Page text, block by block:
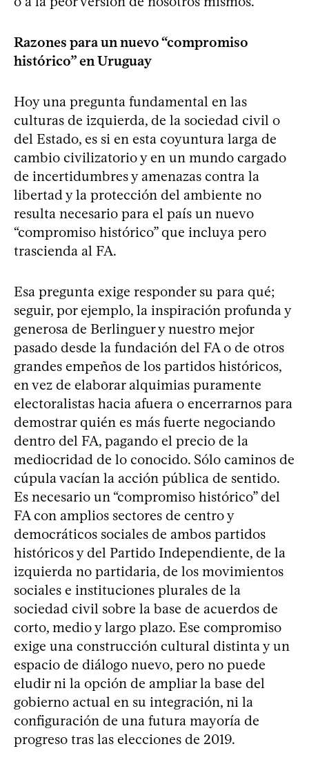
Razones para un nuevo “compromiso
histórico” en Uruguay
Hoy una pregunta fundamental en las
culturas de izquierda, de la sociedad civil o
del Estado, es si en esta coyuntura larga de
cambio civilizatorio y en un mundo cargado
de incertidumbres y amenazas contra la
libertad y la protección del ambiente no
resulta necesario para el país un nuevo
“compromiso histórico” que incluya pero
trascienda al FA.
Esa pregunta exige responder su para qué;
seguir, por ejemplo, la inspiración profunda y
generosa de Berlinguer y nuestro mejor
pasado desde la fundación del FA o de otros
grandes empeños de los partidos históricos,
en vez de elaborar alquimias puramente
electoralistas hacia afuera o encerrarnos para
demostrar quién es más fuerte negociando
dentro del FA, pagando el precio de la
mediocridad de lo conocido. Sólo caminos de
cúpula vacían la acción pública de sentido.
Es necesario un “compromiso histórico” del
FA con amplios sectores de centro y
democráticos sociales de ambos partidos
históricos y del Partido Independiente, de la
izquierda no partidaria, de los movimientos
sociales e instituciones plurales de la
sociedad civil sobre la base de acuerdos de
corto, medio y largo plazo. Ese compromiso
exige una construcción cultural distinta y un
espacio de diálogo nuevo, pero no puede
eludir ni la opción de ampliar la base del
gobierno actual en su integración, ni la
configuración de una futura mayoría de
progreso tras las elecciones de 2019.